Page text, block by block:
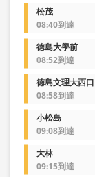
松茂
08:40到達
徳島大學前
08:52到達
徳島文理大西口
08:58到達
小松島
09:08到達
大林
09:15到達